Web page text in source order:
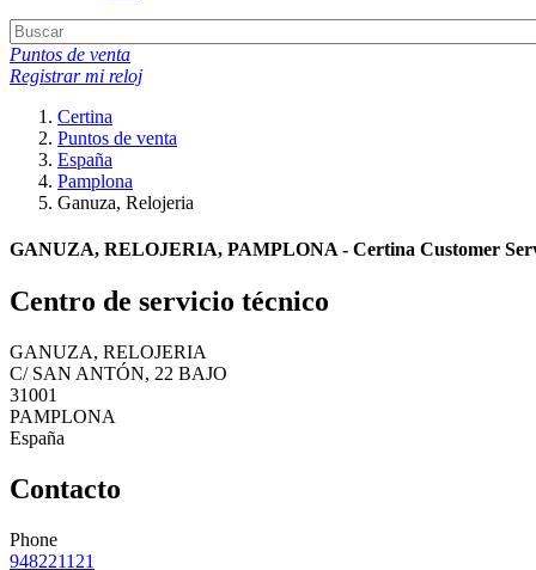
Puntos de venta
Registrar mi reloj
Certina
Puntos de venta
España
Pamplona
Ganuza, Relojeria
GANUZA, RELOJERIA, PAMPLONA - Certina Customer
Centro de servicio técnico
GANUZA, RELOJERIA
C/ SAN ANTÓN, 22 BAJO
31001
PAMPLONA
España
Contacto
Phone
948221121